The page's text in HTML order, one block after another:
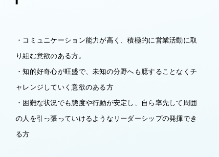
・コミュニケーション能力が高く、積極的に営業活動に取
り組む意欲のある方。
・知的好奇心が旺盛で、未知の分野へも臆することなくチ
ャレンジしていく意欲のある方
・困難な状況でも態度や行動が安定し、自ら率先して周囲
の人を引っ張っていけるようなリーダーシップの発揮でき
る方